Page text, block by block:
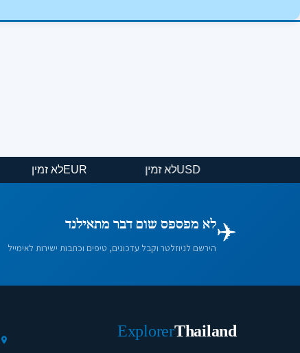
USDלא זמין EURלא זמין
✈️לא מפספס שום דבר מתאילנד
הירשם לניוזלטר וקבל עדכונים, טיפים וכתבות ישירות לאימייל
Thailand
Explorer